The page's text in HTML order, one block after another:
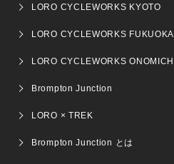
LORO CYCLEWORKS KYOTO
LORO CYCLEWORKS FUKUOKA
LORO CYCLEWORKS ONOMICHI
Brompton Junction
LORO × TREK
Brompton Junction とは